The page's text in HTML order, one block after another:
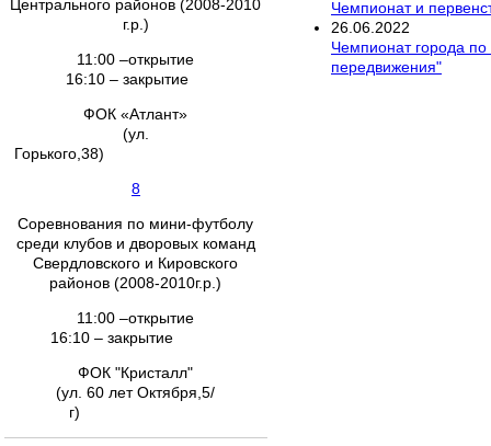
Центрального районов (2008-2010
г.р.)
11:00 –открытие
16:10 – закрытие
ФОК «Атлант»
(ул.
Горького,38)
8
Соревнования по мини-футболу
среди клубов и дворовых команд
Свердловского и Кировского
районов (2008-2010г.р.)
11:00 –открытие
16:10 – закрытие
ФОК "Кристалл"
(ул. 60 лет Октября,5/
г)
Чемпионат и
26 06 2022
Чемпионат города по
передвижения"